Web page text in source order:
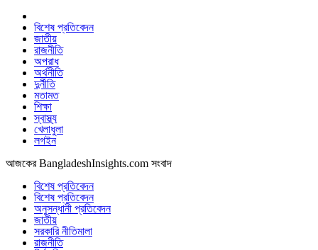
বিশেষ প্রতিবেদন
জাতীয়
রাজনীতি
অপরাধ
অর্থনীতি
দুর্নীতি
মতামত
শিক্ষা
স্বাস্থ্য
খেলাধুলা
লগইন
আজকের BangladeshInsights.com সংবাদ
বিশেষ প্রতিবেদন
বিশেষ প্রতিবেদন
অনুসন্ধানী প্রতিবেদন
জাতীয়
সরকারি নীতিমালা
রাজনীতি